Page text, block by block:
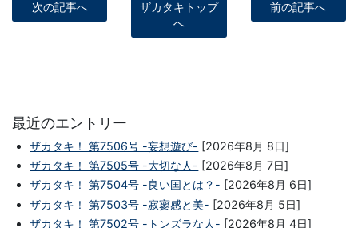
次の記事へ
ザカタキトップ
へ
前の記事へ
最近のエントリー
ザカタキ！ 第7506号 -妄想遊び- [2026年8月 8日]
ザカタキ！ 第7505号 -大切な人- [2026年8月 7日]
ザカタキ！ 第7504号 -良い国とは？- [2026年8月 6日]
ザカタキ！ 第7503号 -寂寥感と美- [2026年8月 5日]
ザカタキ！ 第7502号 -トンズラな人- [2026年8月 4日]